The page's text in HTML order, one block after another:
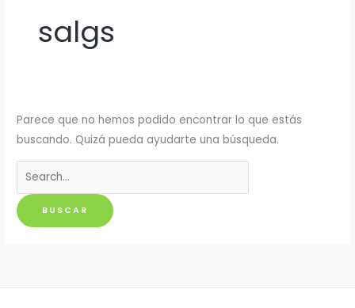
salgs
Parece que no hemos podido encontrar lo que estás
buscando. Quizá pueda ayudarte una búsqueda.
Buscar
por: